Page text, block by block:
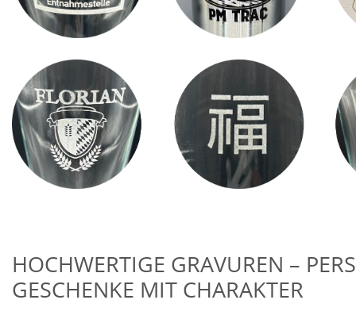
HOCHWERTIGE GRAVUREN –
GESCHENKE MIT CHARAKTER